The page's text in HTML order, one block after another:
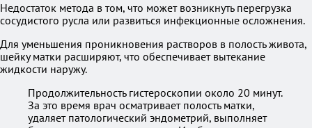
Недостаток метода в том, что может возникнуть перегрузка
сосудистого русла или развиться инфекционные осложнения.
Для уменьшения проникновения растворов в полость живота,
шейку матки расширяют, что обеспечивает вытекание
жидкости наружу.
Продолжительность гистероскопии около 20 минут.
За это время врач осматривает полость матки,
удаляет патологический эндометрий, выполняет